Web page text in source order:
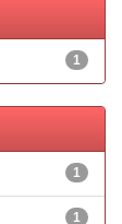
1
1
1